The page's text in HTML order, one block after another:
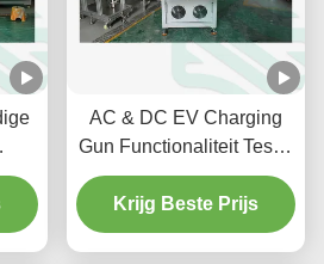
AC & DC EV Charging
Gun Functionaliteit Tester
SNEQ08
Krijg Beste Prijs